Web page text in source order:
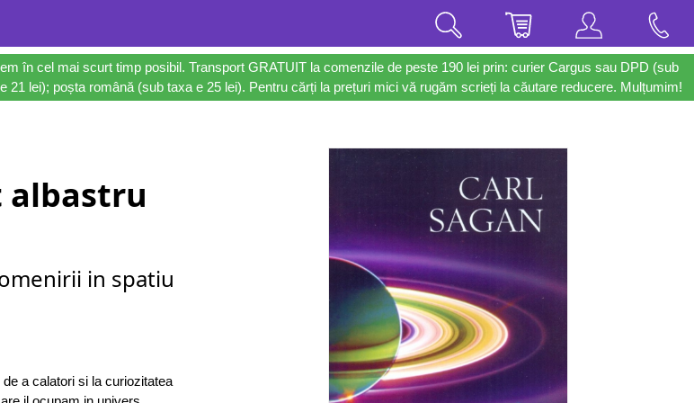
în cel mai scurt timp posibil. Transport GRATUIT la comenzile de peste 190 lei prin: curier Cargus sau DPD (sub
21 lei); poșta română (sub taxa e 25 lei). Pentru cărți la prețuri mici vă rugăm scrieți la căutare reducere. Mulțumim!
albastru
in spatiu
a calatori si la curiozitatea